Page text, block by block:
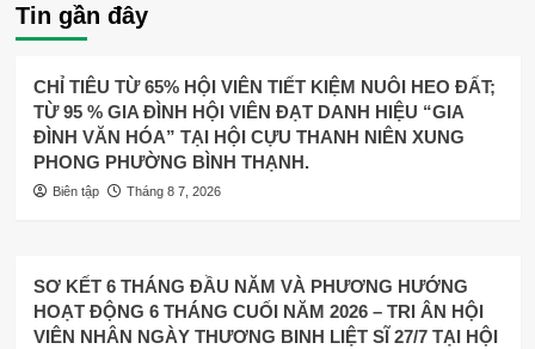
Tin gần đây
CHỈ TIÊU TỪ 65% HỘI VIÊN TIẾT KIỆM NUÔI HEO ĐẤT;
TỪ 95 % GIA ĐÌNH HỘI VIÊN ĐẠT DANH HIỆU “GIA
ĐÌNH VĂN HÓA” TẠI HỘI CỰU THANH NIÊN XUNG
PHONG PHƯỜNG BÌNH THẠNH.
Biên tập Tháng 8 7, 2026
SƠ KẾT 6 THÁNG ĐẦU NĂM VÀ PHƯƠNG HƯỚNG
HOẠT ĐỘNG 6 THÁNG CUỐI NĂM 2026 – TRI ÂN HỘI
VIÊN NHÂN NGÀY THƯƠNG BINH LIỆT SĨ 27/7 TẠI HỘI